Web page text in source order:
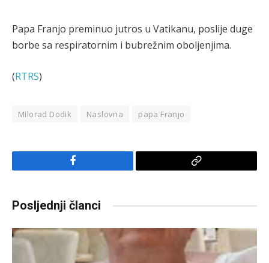
Papa Franjo preminuo jutros u Vatikanu, poslije duge
borbe sa respiratornim i bubrežnim oboljenjima.
(RTRS)
Milorad Dodik Naslovna papa Franjo
Facebook
Copy
Posljednji članci